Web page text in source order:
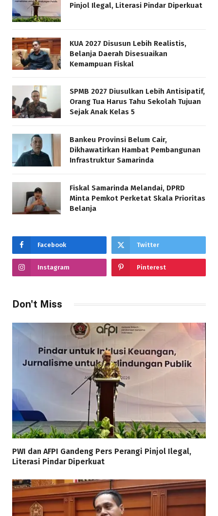
Pinjol Ilegal, Literasi Pindar Diperkuat
KUA 2027 Disusun Lebih Realistis,
Belanja Daerah Disesuaikan
Kemampuan Fiskal
SPMB 2027 Diusulkan Lebih Antisipatif,
Orang Tua Harus Tahu Sekolah Tujuan
Sejak Anak Kelas 5
Bankeu Provinsi Belum Cair,
Dikhawatirkan Hambat Pembangunan
Infrastruktur Samarinda
Fiskal Samarinda Melandai, DPRD
Minta Pemkot Perketat Skala Prioritas
Belanja
Facebook Twitter
Instagram Pinterest
Don't Miss
PWI dan AFPI Gandeng Pers Perangi Pinjol Ilegal,
Literasi Pindar Diperkuat